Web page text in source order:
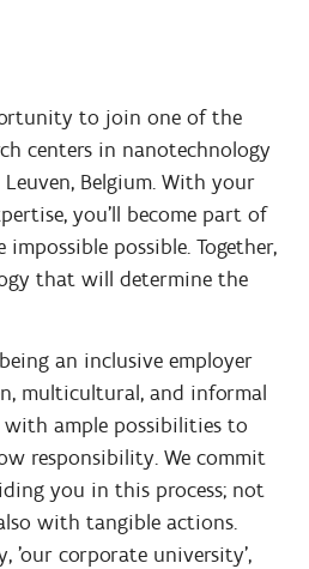
to join one of the
centers in nanotechnology
Belgium. With your
you’ll become part of
possible. Together,
that will determine the
an inclusive employer
multicultural, and informal
ample possibilities to
responsibility. We commit
you in this process; not
with tangible actions.
'our corporate university',